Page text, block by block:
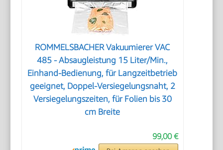
ROMMELSBACHER Vakuumierer VAC
485 - Absaugleistung 15 Liter/Min.,
Einhand-Bedienung, für Langzeitbetrieb
geeignet, Doppel-Versiegelungsnaht, 2
Versiegelungszeiten, für Folien bis 30
cm Breite
99,00 €